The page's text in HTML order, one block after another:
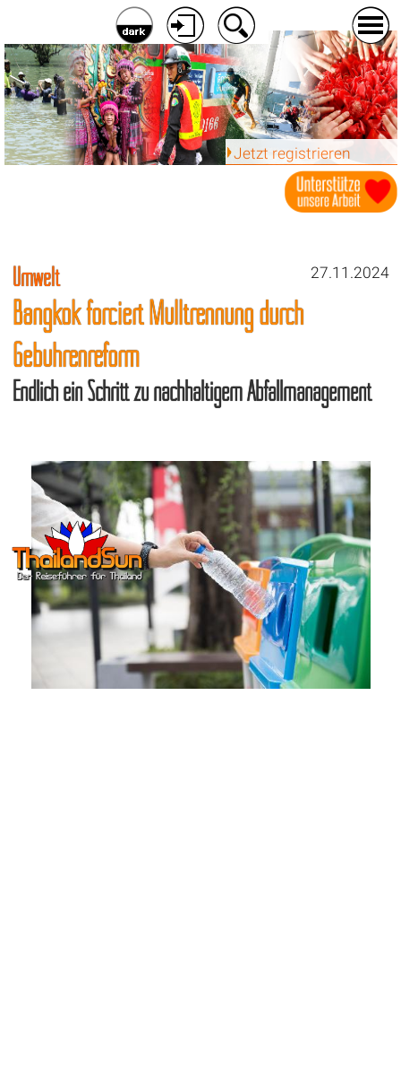
Jetzt registrieren
27.11.2024
Umwelt
Bangkok forciert Mülltrennung durch
Gebührenreform
Endlich ein Schritt zu nachhaltigem Abfallmanagement